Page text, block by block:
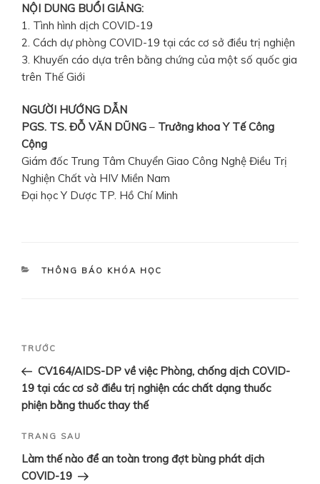
NỘI DUNG BUỔI GIẢNG:
1. Tình hình dịch COVID-19
2. Cách dự phòng COVID-19 tại các cơ sở điều trị nghiện
3. Khuyến cáo dựa trên bằng chứng của một số quốc gia
trên Thế Giới
NGƯỜI HƯỚNG DẪN
PGS. TS. ĐỖ VĂN DŨNG – Trưởng khoa Y Tế Công
Cộng
Giám đốc Trung Tâm Chuyển Giao Công Nghệ Điều Trị
Nghiện Chất và HIV Miền Nam
Đại học Y Dược TP. Hồ Chí Minh
DANH
THÔNG BÁO KHÓA HỌC
Điều
bài
viết
Bài
cũ
hơn
TRƯỚC
CV164/AIDS-DP về việc Phòng, chống dịch COVID-
19 tại các cơ sở điều trị nghiện các chất dạng thuốc
phiện bằng thuốc thay thế
Bài
tiếp
theo
TRANG SAU
Làm thế nào để an toàn trong đợt bùng phát dịch
COVID-19